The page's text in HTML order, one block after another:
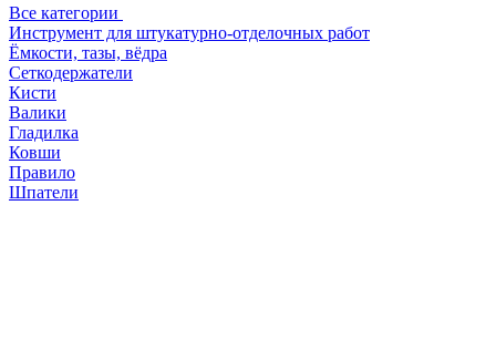
Все категории
Инструмент для штукатурно-отделочных работ
Ёмкости, тазы, вёдра
Сеткодержатели
Кисти
Валики
Гладилка
Ковши
Правило
Шпатели